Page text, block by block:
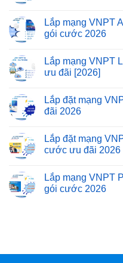
Lắp mạng VNPT
gói cước 2026
Lắp mạng VNPT
ưu đãi [2026]
Lắp đặt mạng
đãi 2026
Lắp đặt mạng
cước ưu đãi 2026
Lắp mạng VNPT
gói cước 2026